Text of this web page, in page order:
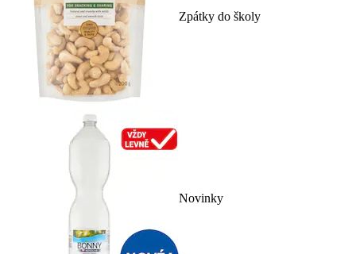
Zpátky do školy
Novinky